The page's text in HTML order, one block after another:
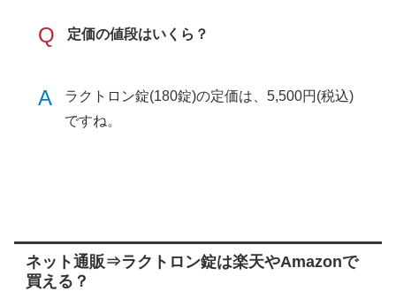
Q 定価の値段はいくら？
A
ラクトロン錠(180錠)の定価は、5,500円(税込)
ですね。
ネット通販⇒ラクトロン錠は楽天やAmazonで
買える？